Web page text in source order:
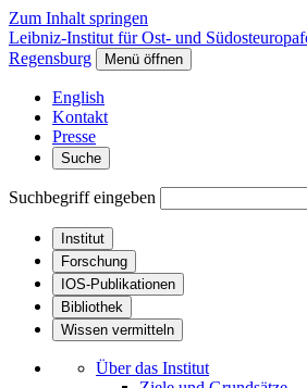
Zum Inhalt springen
Leibniz-Institut für Ost- und
Regensburg
Menü öffnen
English
Kontakt
Presse
Suche
Suchbegriff eingeben
Institut
Forschung
IOS-Publikationen
Bibliothek
Wissen vermitteln
Über das Institut